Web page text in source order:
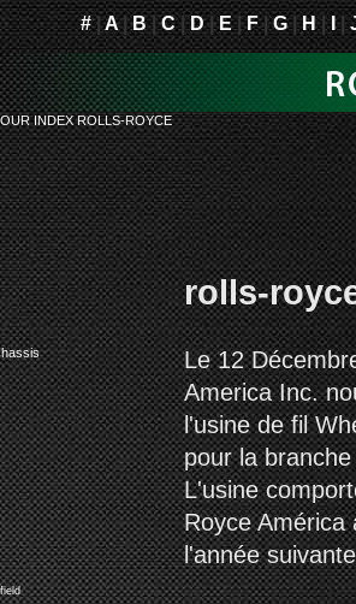
rolls-
Le 12
America Inc.
l'usine de fil
pour la
L'usine
Royce América
l'année
# |A|B|C|D|E|F|G|H|I|
INDEX ROLLS-ROYCE